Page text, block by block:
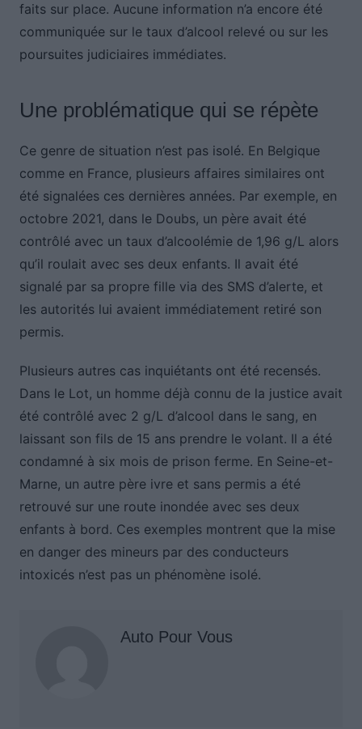
faits sur place. Aucune information n’a encore été
communiquée sur le taux d’alcool relevé ou sur les
poursuites judiciaires immédiates.
Une problématique qui se répète
Ce genre de situation n’est pas isolé. En Belgique
comme en France, plusieurs affaires similaires ont
été signalées ces dernières années. Par exemple, en
octobre 2021, dans le Doubs, un père avait été
contrôlé avec un taux d’alcoolémie de 1,96 g/L alors
qu’il roulait avec ses deux enfants. Il avait été
signalé par sa propre fille via des SMS d’alerte, et
les autorités lui avaient immédiatement retiré son
permis.
Plusieurs autres cas inquiétants ont été recensés.
Dans le Lot, un homme déjà connu de la justice avait
été contrôlé avec 2 g/L d’alcool dans le sang, en
laissant son fils de 15 ans prendre le volant. Il a été
condamné à six mois de prison ferme. En Seine-et-
Marne, un autre père ivre et sans permis a été
retrouvé sur une route inondée avec ses deux
enfants à bord. Ces exemples montrent que la mise
en danger des mineurs par des conducteurs
intoxicés n’est pas un phénomène isolé.
Auto Pour Vous